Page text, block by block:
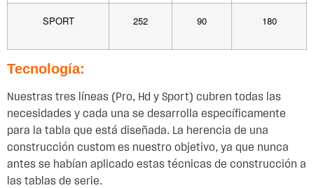
SPORT 252 90 180
Tecnología:
Nuestras tres líneas (Pro, Hd y Sport) cubren todas las
necesidades y cada una se desarrolla específicamente
para la tabla que está diseñada. La herencia de una
construcción custom es nuestro objetivo, ya que nunca
antes se habían aplicado estas técnicas de construcción a
las tablas de serie.